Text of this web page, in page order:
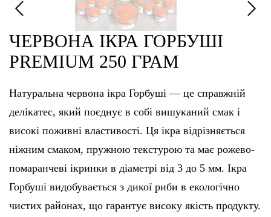
ЧЕРВОНА ІКРА ГОРБУШІ
PREMIUM 250 ГРАМ
Натуральна червона ікра Горбуші — це справжній
делікатес, який поєднує в собі вишуканий смак і
високі поживні властивості. Ця ікра відрізняється
ніжним смаком, пружною текстурою та має рожево-
помаранчеві ікринки в діаметрі від 3 до 5 мм. Ікра
Горбуші видобувається з дикої риби в екологічно
чистих районах, що гарантує високу якість продукту.